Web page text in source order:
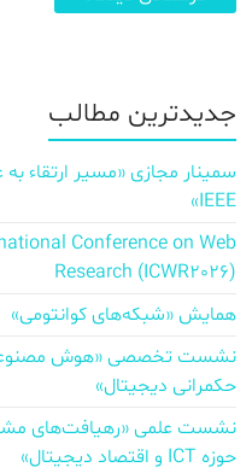
جدیدترین مطالب
IEEE»
Conference on Web
Research (ICWR2026)
همایش «شبکه‌های کوانتومی»
نشست تخصصی «هوش مصنوعی
حکمرانی دیجیتال»
نشست علمی «رهیافت‌های
حوزه ICT و اقتصاد دیجیتال»